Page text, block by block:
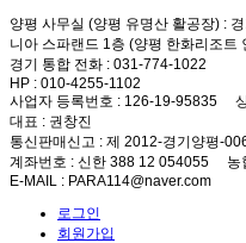
양평 사무실 (양평 유명산 활공장) :
니아 스파랜드 1층 (양평 한화리조트
경기 통합 전화 : 031-774-1022
HP : 010-4255-1102
사업자 등록번호 : 126-19-95835
대표 : 권창진
통신판매신고 : 제 2012-경기양평-
계좌번호 : 신한 388 12 054055 농
E-MAIL : PARA114@naver.com
로그인
회원가입